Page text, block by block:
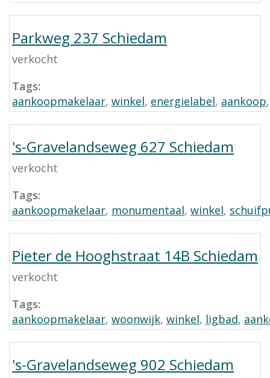
Parkweg 237 Schiedam
verkocht
Tags:
aankoopmakelaar, winkel, energielabel, aankoop
's-Gravelandseweg 627 Schiedam
verkocht
Tags:
aankoopmakelaar, monumentaal, winkel,
Pieter de Hooghstraat 14B Schiedam
verkocht
Tags:
aankoopmakelaar, woonwijk, winkel, ligbad,
's-Gravelandseweg 902 Schiedam